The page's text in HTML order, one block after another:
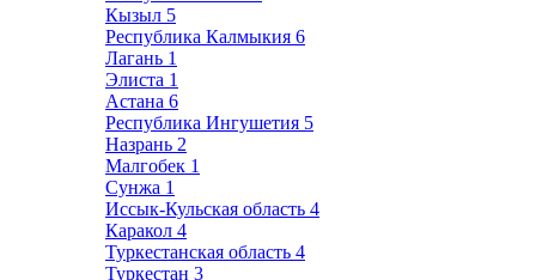
Кызыл 5
Республика Калмыкия 6
Лагань 1
Элиста 1
Астана 6
Республика Ингушетия 5
Назрань 2
Малгобек 1
Сунжа 1
Иссык-Кульская область 4
Каракол 4
Туркестанская область 4
Туркестан 3